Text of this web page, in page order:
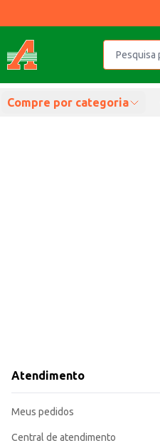
Compre por categoria
Atendimento
Meus pedidos
Central de atendimento